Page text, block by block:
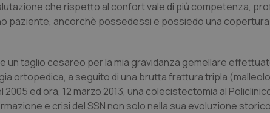
che rispetto al confort vale di più competenza,
paziente, ancorchè possedessi e possiedo una
un taglio cesareo per la mia gravidanza gemellare
ortopedica, a seguito di una brutta frattura tripla
ed ora, 12 marzo 2013, una colecistectomia al
e crisi del SSN non solo nella sua evoluzione